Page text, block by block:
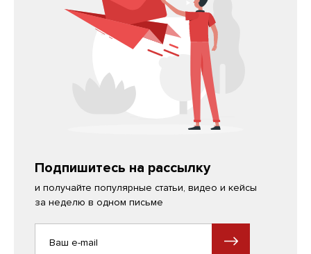
Подпишитесь на рассылку
и получайте популярные статьи, видео и кейсы
за неделю в одном письме